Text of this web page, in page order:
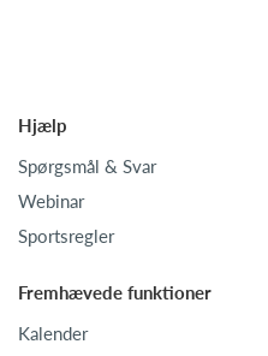
Hjælp
Spørgsmål & Svar
Webinar
Sportsregler
Fremhævede funktioner
Kalender